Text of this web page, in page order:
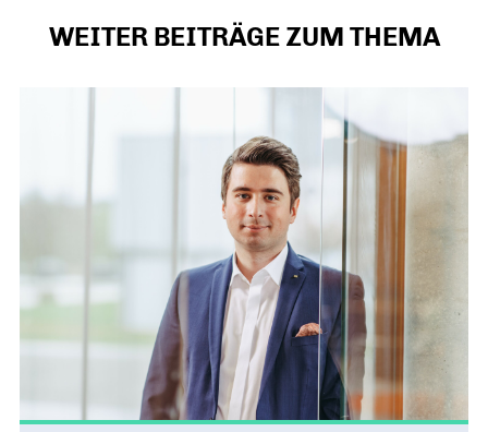
WEITER BEITRÄGE ZUM THEMA